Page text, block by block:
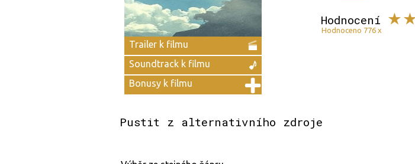
Trailer k filmu
Soundtrack k filmu
Bonusy k filmu
Hodnocení
Hodnoceno 776 x
Pustit z alternativního zdroje